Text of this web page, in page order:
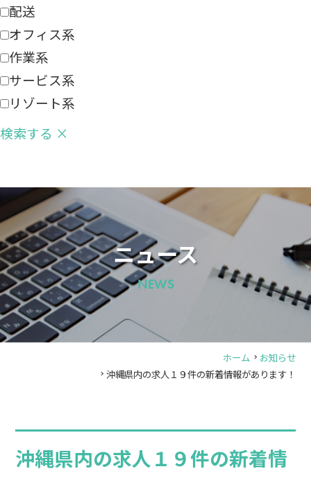
配送
オフィス系
作業系
サービス系
リゾート系
検索する ×
ニュース
NEWS
ホーム
お知らせ
沖縄県内の求人１９件の新着情報があります！
沖縄県内の求人１９件の新着情